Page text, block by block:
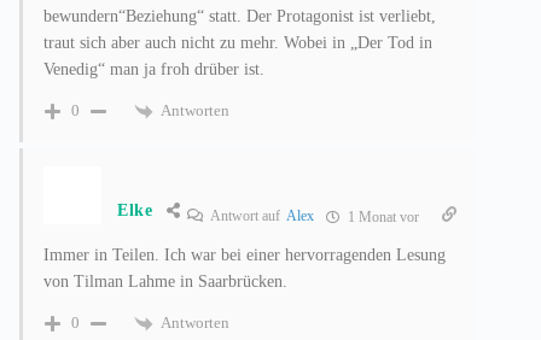
bewundern“Beziehung“ statt. Der Protagonist ist verliebt,
traut sich aber auch nicht zu mehr. Wobei in „Der Tod in
Venedig“ man ja froh drüber ist.
0 Antworten
Elke Antwort auf Alex 1 Monat vor
Immer in Teilen. Ich war bei einer hervorragenden Lesung
von Tilman Lahme in Saarbrücken.
0 Antworten